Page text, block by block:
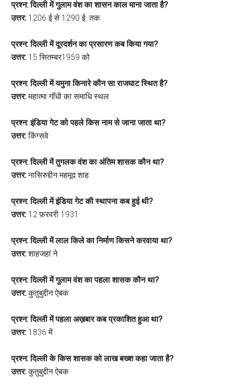
प्रश्न: दिल्ली में गुलाम वंश का शासन काल माना जाता है?
उत्तर: 1206 ई से 1290 ई. तक
प्रश्न: दिल्ली में दूरदर्शन का प्रसारण कब किया गया?
उत्तर: 15 सितम्बर1959 को
प्रश्न: दिल्ली में यमुना किनारे कौन सा राजघाट स्थित है?
उत्तर:महात्मा गाँधी का समाधि स्थल
प्रश्न: इंडिया गेट को पहले किस नाम से जाना जाता था?
उत्तर:किंग्सवे
प्रश्न: दिल्ली में तुगलक वंश का अंतिम शासक कौन था?
उत्तर:नासिरुद्दीन महमूद शाह
प्रश्न: दिल्ली में इंडिया गेट की स्थापना कब हुई थी?
उत्तर: 12 फ़रवरी 1931
प्रश्न: दिल्ली में लाल किले का निर्माण किसने करवाया था?
उत्तर:शाहजहां ने
प्रश्न: दिल्ली में गुलाम वंश का पहला शासक कौन था?
उत्तर:कुतुबुद्दीन ऐबक
प्रश्न: दिल्ली में पहला अख़बार कब प्रकाशित हुआ था?
उत्तर: 1836 में
प्रश्न: दिल्ली के किस शासक को लाख बख्श कहा जाता है?
उत्तर:कुतुबुद्दीन ऐबक